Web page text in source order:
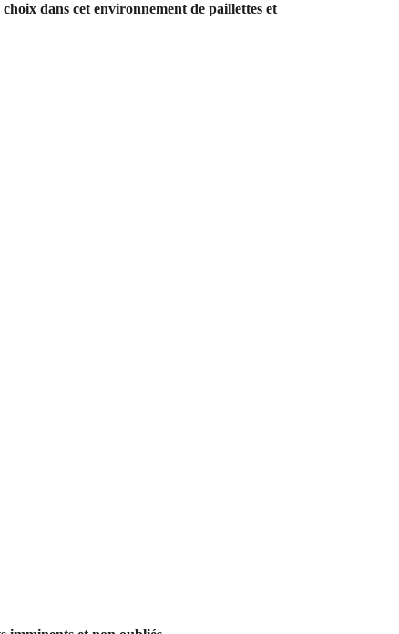
dans cet environnement de paillettes et